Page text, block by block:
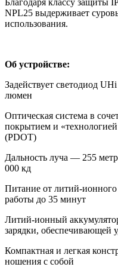
Благодаря классу защиты
NPL25 выдерживает
использования.
Об устройстве:
Задействует светодиод
люмен
Оптическая система в
покрытием и
(PDOT)
Дальность луча — 255
000 кд
Питание от литий-ионного
работы до 35 минут
Литий-ионный
зарядки, обеспечивающей
Компактная и легкая
ношения с собой